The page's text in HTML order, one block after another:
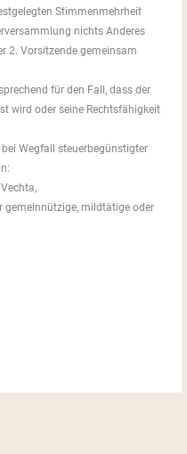
Stimmenmehrheit
nichts Anderes
2. Vorsitzende gemeinsam
für den Fall, dass der
wird oder seine Rechtsfähigkeit
Wegfall steuerbegünstigter
mildtätige oder